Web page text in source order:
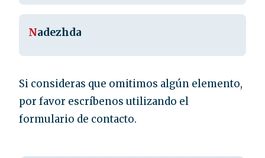
Nadezhda
Si consideras que omitimos algún elemento,
por favor escríbenos utilizando el
formulario de contacto.